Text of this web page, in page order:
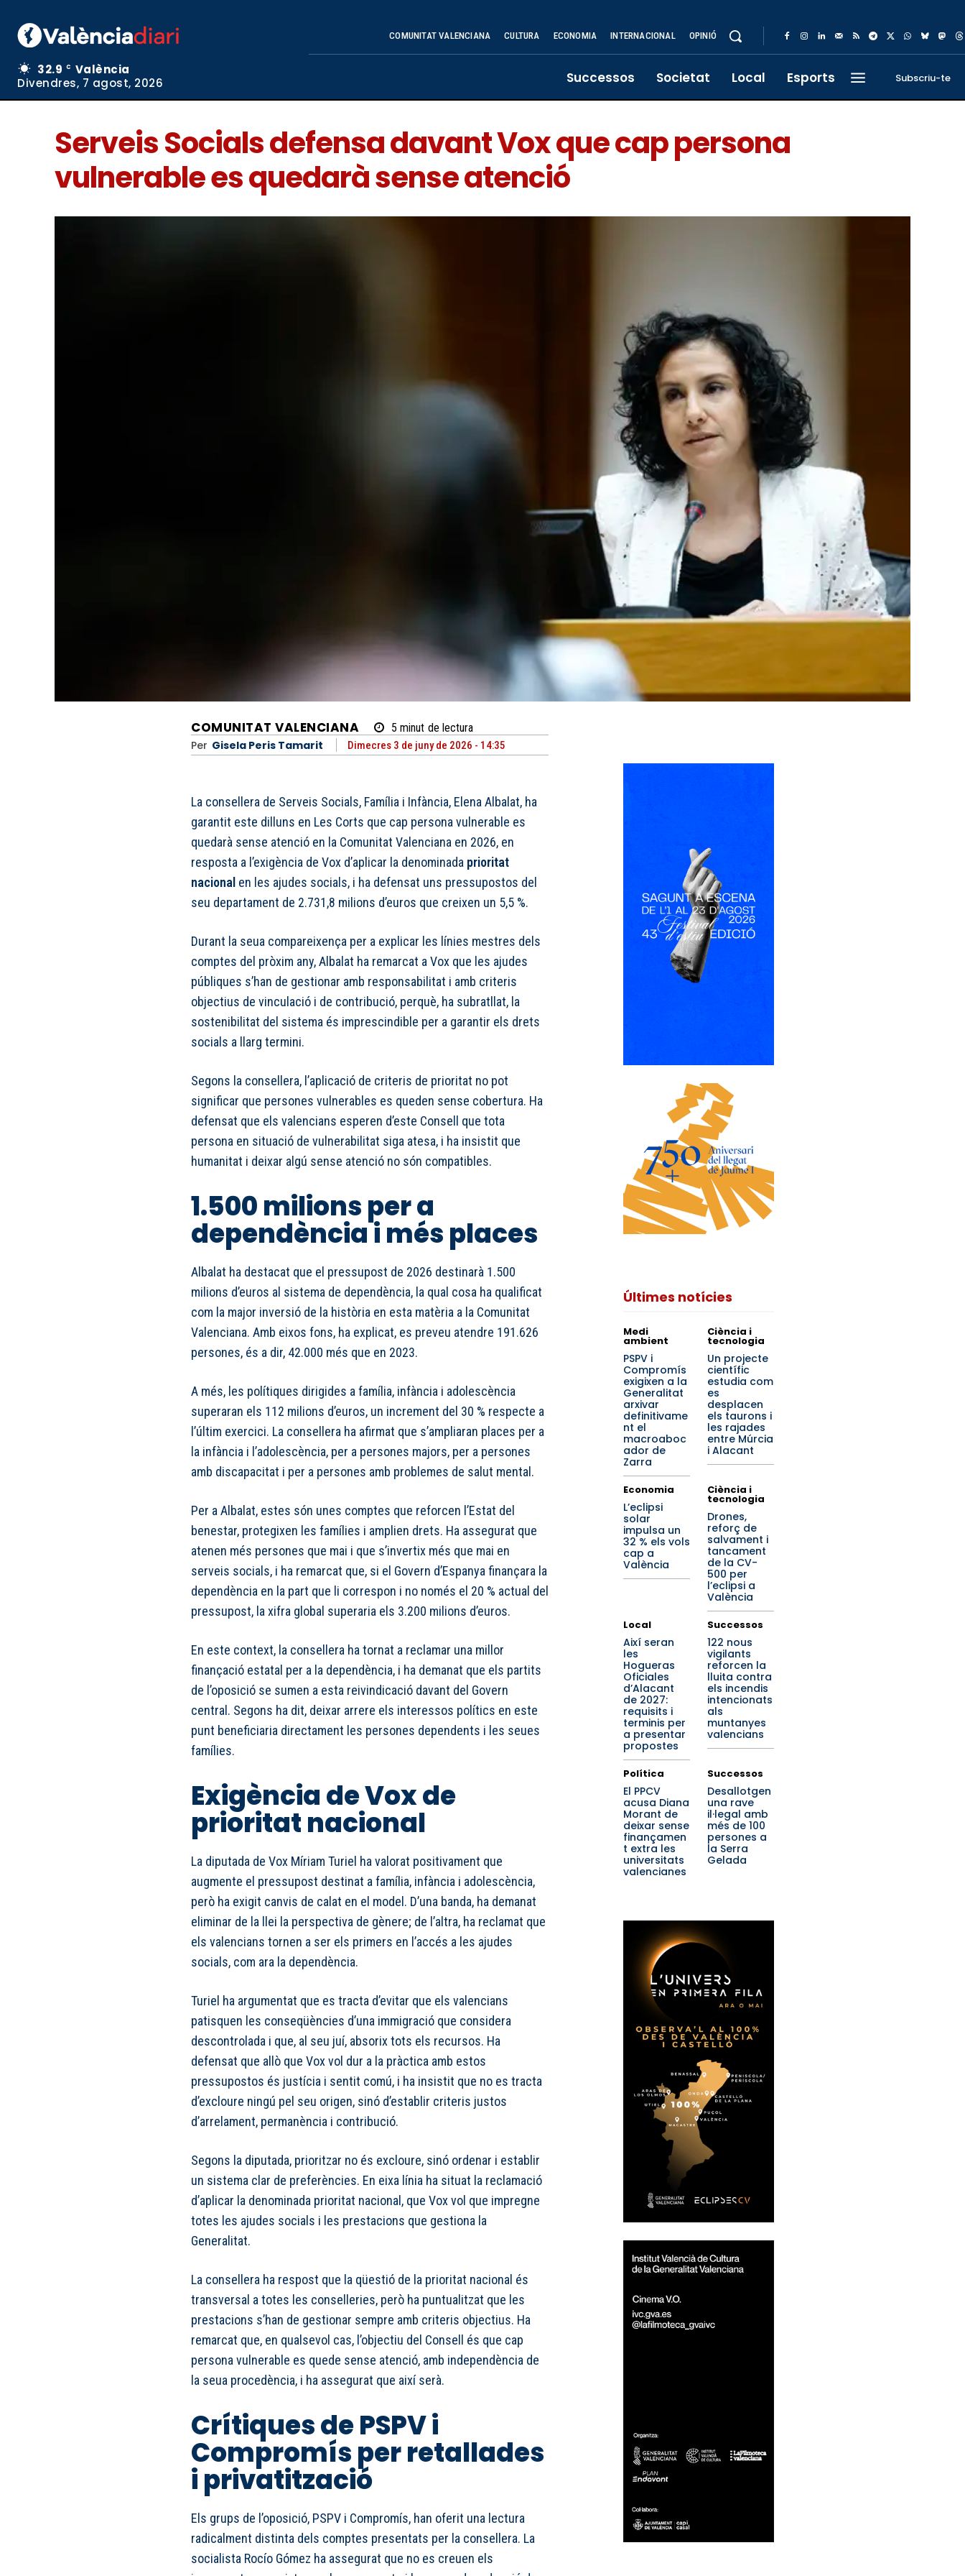
32.9 C
València
Divendres, 7 agost, 2026
COMUNITAT VALENCIANA CULTURA ECONOMIA INTERNACIONAL OPINIÓ
Successos Societat Local Esports Subscriu-te
Serveis Socials defensa davant Vox que cap persona
vulnerable es quedarà sense atenció
COMUNITAT VALENCIANA 5 minut de lectura
Per Gisela Peris Tamarit Dimecres 3 de juny de 2026 - 14:35
La consellera de Serveis Socials, Família i Infància, Elena Albalat, ha
garantit este dilluns en Les Corts que cap persona vulnerable es
quedarà sense atenció en la Comunitat Valenciana en 2026, en
resposta a l’exigència de Vox d’aplicar la denominada prioritat
nacional en les ajudes socials, i ha defensat uns pressupostos del
seu departament de 2.731,8 milions d’euros que creixen un 5,5 %.
Durant la seua compareixença per a explicar les línies mestres dels
comptes del pròxim any, Albalat ha remarcat a Vox que les ajudes
públiques s’han de gestionar amb responsabilitat i amb criteris
objectius de vinculació i de contribució, perquè, ha subratllat, la
sostenibilitat del sistema és imprescindible per a garantir els drets
socials a llarg termini.
Segons la consellera, l’aplicació de criteris de prioritat no pot
significar que persones vulnerables es queden sense cobertura. Ha
defensat que els valencians esperen d’este Consell que tota
persona en situació de vulnerabilitat siga atesa, i ha insistit que
humanitat i deixar algú sense atenció no són compatibles.
1.500 milions per a
dependència i més places
Albalat ha destacat que el pressupost de 2026 destinarà 1.500
milions d’euros al sistema de dependència, la qual cosa ha qualificat
com la major inversió de la història en esta matèria a la Comunitat
Valenciana. Amb eixos fons, ha explicat, es preveu atendre 191.626
persones, és a dir, 42.000 més que en 2023.
A més, les polítiques dirigides a família, infància i adolescència
superaran els 112 milions d’euros, un increment del 30 % respecte a
l’últim exercici. La consellera ha afirmat que s’ampliaran places per a
la infància i l’adolescència, per a persones majors, per a persones
amb discapacitat i per a persones amb problemes de salut mental.
Per a Albalat, estes són unes comptes que reforcen l’Estat del
benestar, protegixen les famílies i amplien drets. Ha assegurat que
atenen més persones que mai i que s’invertix més que mai en
serveis socials, i ha remarcat que, si el Govern d’Espanya finançara la
dependència en la part que li correspon i no només el 20 % actual del
pressupost, la xifra global superaria els 3.200 milions d’euros.
En este context, la consellera ha tornat a reclamar una millor
finançació estatal per a la dependència, i ha demanat que els partits
de l’oposició se sumen a esta reivindicació davant del Govern
central. Segons ha dit, deixar arrere els interessos polítics en este
punt beneficiaria directament les persones dependents i les seues
famílies.
Exigència de Vox de
prioritat nacional
La diputada de Vox Míriam Turiel ha valorat positivament que
augmente el pressupost destinat a família, infància i adolescència,
però ha exigit canvis de calat en el model. D’una banda, ha demanat
eliminar de la llei la perspectiva de gènere; de l’altra, ha reclamat que
els valencians tornen a ser els primers en l’accés a les ajudes
socials, com ara la dependència.
Turiel ha argumentat que es tracta d’evitar que els valencians
patisquen les conseqüències d’una immigració que considera
descontrolada i que, al seu juí, absorix tots els recursos. Ha
defensat que allò que Vox vol dur a la pràctica amb estos
pressupostos és justícia i sentit comú, i ha insistit que no es tracta
d’excloure ningú pel seu origen, sinó d’establir criteris justos
d’arrelament, permanència i contribució.
Segons la diputada, prioritzar no és excloure, sinó ordenar i establir
un sistema clar de preferències. En eixa línia ha situat la reclamació
d’aplicar la denominada prioritat nacional, que Vox vol que impregne
totes les ajudes socials i les prestacions que gestiona la
Generalitat.
La consellera ha respost que la qüestió de la prioritat nacional és
transversal a totes les conselleries, però ha puntualitzat que les
prestacions s’han de gestionar sempre amb criteris objectius. Ha
remarcat que, en qualsevol cas, l’objectiu del Consell és que cap
persona vulnerable es quede sense atenció, amb independència de
la seua procedència, i ha assegurat que així serà.
Crítiques de PSPV i
Compromís per retallades
i privatització
Els grups de l’oposició, PSPV i Compromís, han oferit una lectura
radicalment distinta dels comptes presentats per la consellera. La
socialista Rocío Gómez ha assegurat que no es creuen els
Últimes notícies
Medi
ambient
PSPV i
Compromís
exigixen a la
Generalitat
arxivar
definitivame
nt el
macroaboc
ador de
Zarra
Ciència i
tecnologia
Un projecte
científic
estudia com
es
desplacen
els taurons i
les rajades
entre Múrcia
i Alacant
Economia
L’eclipsi
solar
impulsa un
32 % els vols
cap a
València
Ciència i
tecnologia
Drones,
reforç de
salvament i
tancament
de la CV-
500 per
l’eclipsi a
València
Local
Així seran
les
Hogueras
Oficiales
d’Alacant
de 2027:
requisits i
terminis per
a presentar
propostes
Successos
122 nous
vigilants
reforcen la
lluita contra
els incendis
intencionats
als
muntanyes
valencians
Política
El PPCV
acusa Diana
Morant de
deixar sense
finançamen
t extra les
universitats
valencianes
Successos
Desallotgen
una rave
il·legal amb
més de 100
persones a
la Serra
Gelada